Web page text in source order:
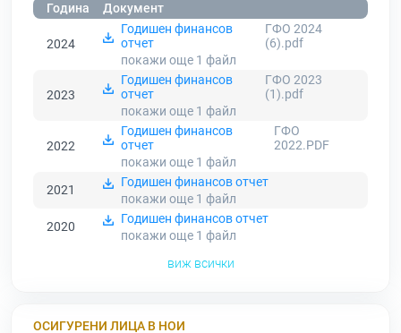
Година Документ
2024
Годишен финансов
отчет
ГФО 2024
(6).pdf
покажи още 1 файл
2023
Годишен финансов
отчет
ГФО 2023
(1).pdf
покажи още 1 файл
2022
Годишен финансов
отчет
ГФО
2022.PDF
покажи още 1 файл
2021
Годишен финансов отчет
покажи още 1 файл
2020
Годишен финансов отчет
покажи още 1 файл
виж всички
ОСИГУРЕНИ ЛИЦА В НОИ